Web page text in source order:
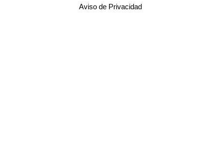
Aviso de Privacidad